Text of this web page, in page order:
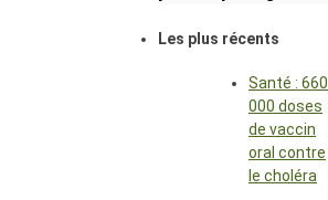
Les plus récents
Santé : 660
000 doses
de vaccin
oral contre
le choléra